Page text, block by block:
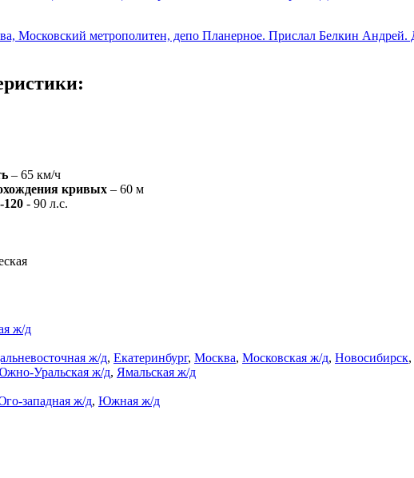
– 65 км/ч
кривых – 60 м
- 90 л.с.
ж/д
ж/д, Екатеринбург, Москва, Московская ж/д, Новосибирск,
Уральская ж/д, Ямальская ж/д
западная ж/д, Южная ж/д